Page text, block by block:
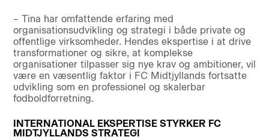
– Tina har omfattende erfaring med
organisationsudvikling og strategi i både private og
offentlige virksomheder. Hendes ekspertise i at drive
transformationer og sikre, at komplekse
organisationer tilpasser sig nye krav og ambitioner, vil
være en væsentlig faktor i FC Midtjyllands fortsatte
udvikling som en professionel og skalerbar
fodboldforretning.
INTERNATIONAL EKSPERTISE STYRKER FC
MIDTJYLLANDS STRATEGI